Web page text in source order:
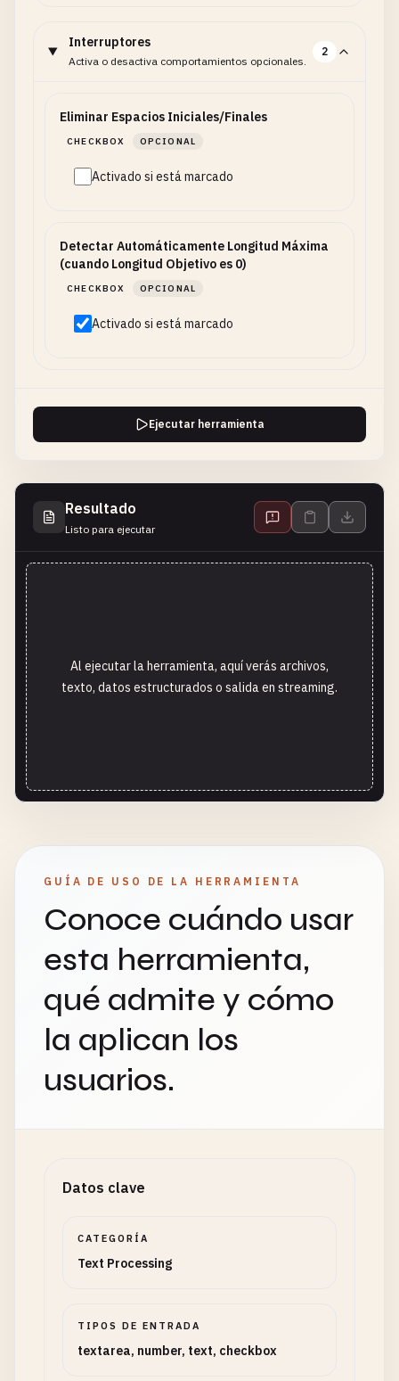
Interruptores
Activa o desactiva comportamientos opcionales.
2
Eliminar Espacios Iniciales/Finales
CHECKBOX OPCIONAL
Activado si está marcado
Detectar Automáticamente Longitud Máxima
(cuando Longitud Objetivo es 0)
CHECKBOX OPCIONAL
Activado si está marcado
Ejecutar herramienta
Resultado
Listo para ejecutar
Al ejecutar la herramienta, aquí verás archivos,
texto, datos estructurados o salida en streaming.
GUÍA DE USO DE LA HERRAMIENTA
Conoce cuándo usar
esta herramienta,
qué admite y cómo
la aplican los
usuarios.
Datos clave
CATEGORÍA
Text Processing
TIPOS DE ENTRADA
textarea, number, text, checkbox